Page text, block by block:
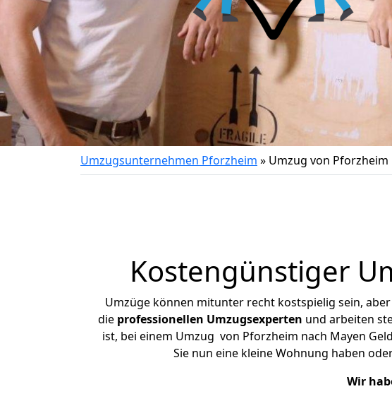
Umzugsunternehmen Pforzheim » Umzug von Pforzheim
Kostengünstiger
Umzüge können mitunter recht kostspielig sein,
die professionellen Umzugsexperten und arbeiten
ist, bei einem Umzug von Pforzheim nach Mayen
Sie nun eine kleine Wohnung haben
Wir